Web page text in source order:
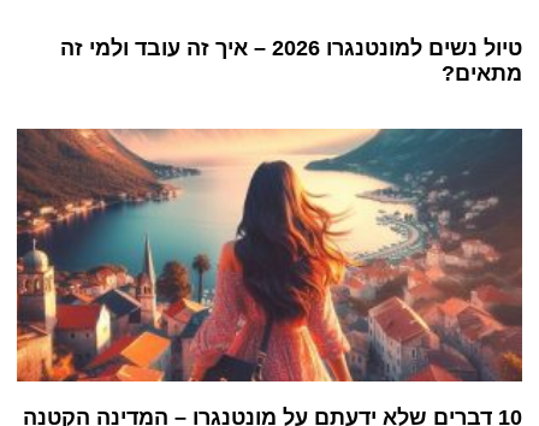
טיול נשים למונטנגרו 2026 – איך זה עובד ולמי זה
מתאים?
10 דברים שלא ידעתם על מונטנגרו – המדינה הקטנה